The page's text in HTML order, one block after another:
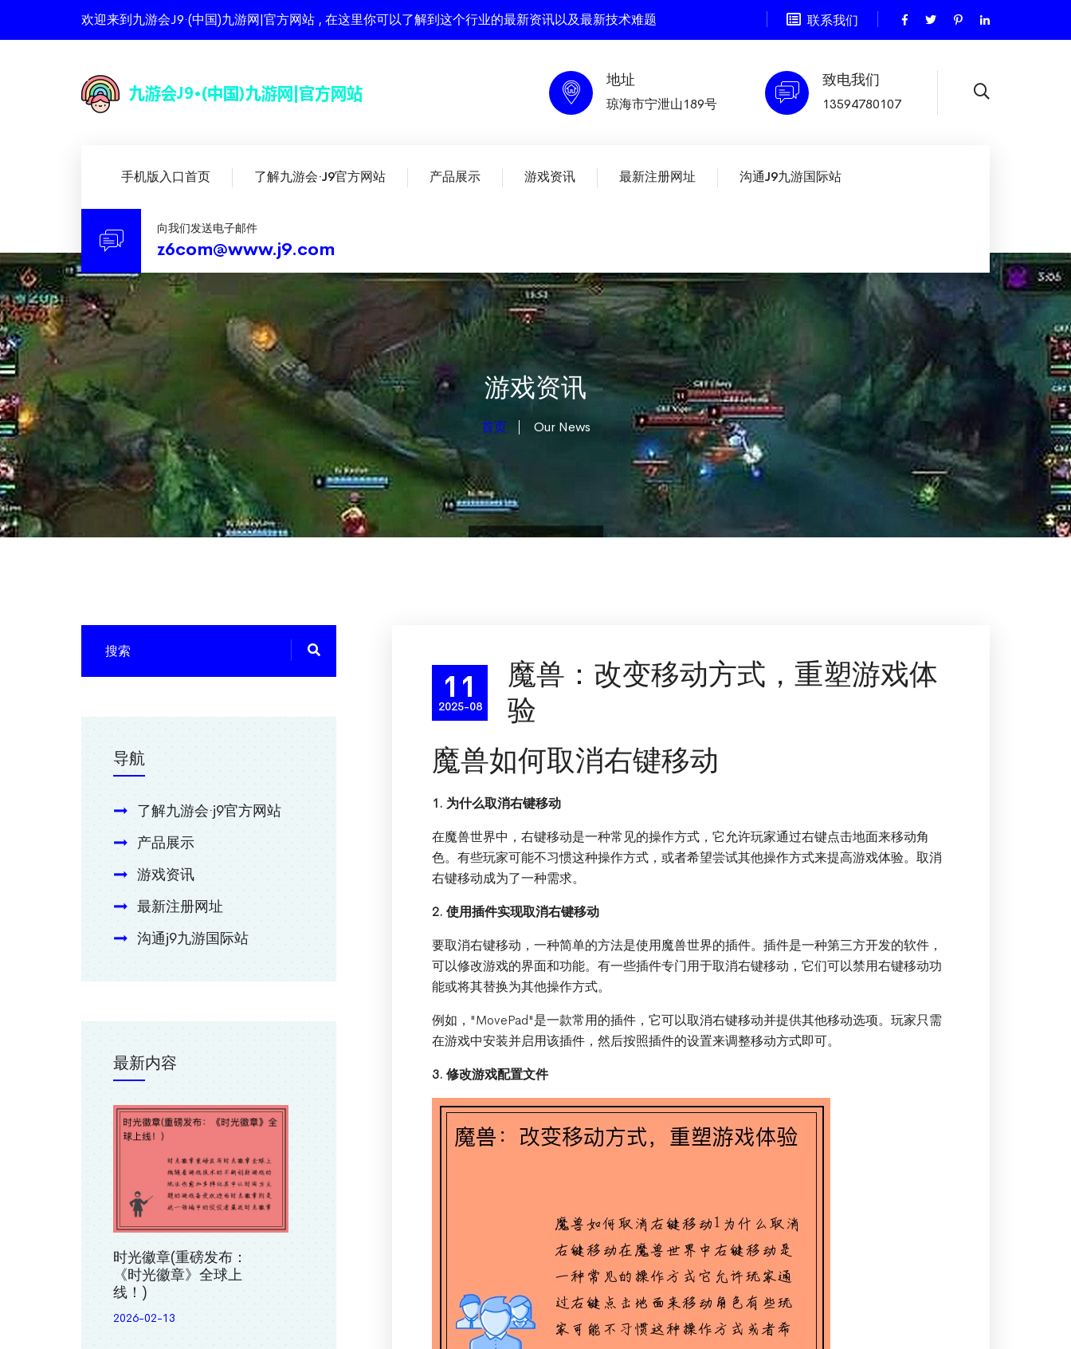
欢迎来到九游会J9·(中国)九游网|官方网站 , 在这里你可以了解到这个行业的最新资讯以及最新技术难题 联系我们
地址
琼海市宁泄山189号
致电我们
13594780107
手机版入口首页 了解九游会·J9官方网站 产品展示 游戏资讯 最新注册网址 沟通J9九游国际站
向我们发送电子邮件
z6com@www.j9.com
游戏资讯
首页 Our News
11
2025-08
魔兽：改变移动方式，重塑游戏体
验
魔兽如何取消右键移动
1. 为什么取消右键移动
在魔兽世界中，右键移动是一种常见的操作方式，它允许玩家通过右键点击地面来移动角
色。有些玩家可能不习惯这种操作方式，或者希望尝试其他操作方式来提高游戏体验。取消
右键移动成为了一种需求。
2. 使用插件实现取消右键移动
要取消右键移动，一种简单的方法是使用魔兽世界的插件。插件是一种第三方开发的软件，
可以修改游戏的界面和功能。有一些插件专门用于取消右键移动，它们可以禁用右键移动功
能或将其替换为其他操作方式。
例如，"MovePad"是一款常用的插件，它可以取消右键移动并提供其他移动选项。玩家只需
在游戏中安装并启用该插件，然后按照插件的设置来调整移动方式即可。
3. 修改游戏配置文件
导航
了解九游会·j9官方网站
产品展示
游戏资讯
最新注册网址
沟通j9九游国际站
最新内容
时光徽章(重磅发布：
《时光徽章》全球上
线！)
2026-02-13